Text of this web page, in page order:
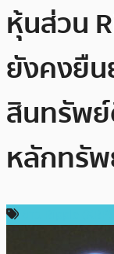
หุ้นส่วน
ยังคงยืน
สินทรัพย์
หลักทรั